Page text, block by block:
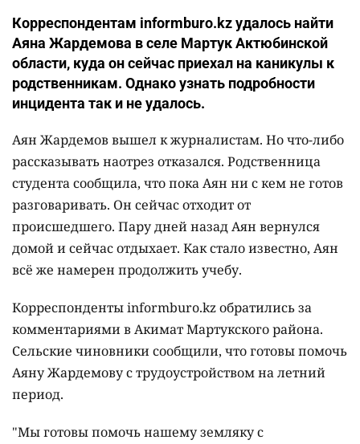
Корреспондентам informburo.kz удалось найти
Аяна Жардемова в селе Мартук Актюбинской
области, куда он сейчас приехал на каникулы к
родственникам. Однако узнать подробности
инцидента так и не удалось.
Аян Жардемов вышел к журналистам. Но что-либо
рассказывать наотрез отказался. Родственница
студента сообщила, что пока Аян ни с кем не готов
разговаривать. Он сейчас отходит от
происшедшего. Пару дней назад Аян вернулся
домой и сейчас отдыхает. Как стало известно, Аян
всё же намерен продолжить учебу.
Корреспонденты informburo.kz обратились за
комментариями в Акимат Мартукского района.
Сельские чиновники сообщили, что готовы помочь
Аяну Жардемову с трудоустройством на летний
период.
"Мы готовы помочь нашему земляку с